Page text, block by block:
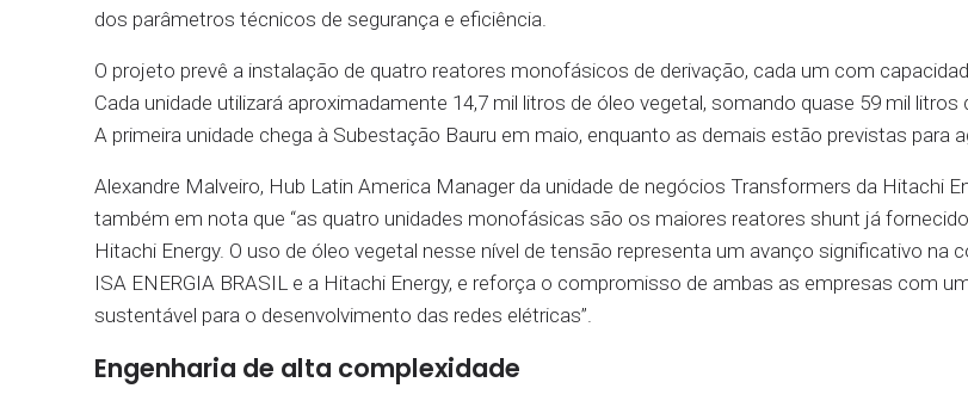
dos parâmetros técnicos de segurança e eficiência.
O projeto prevê a instalação de quatro reatores monofásicos de derivação, cada um com
Cada unidade utilizará aproximadamente 14,7 mil litros de óleo vegetal, somando quase 59 mil litros
A primeira unidade chega à Subestação Bauru em maio, enquanto as demais estão previstas para
Alexandre Malveiro, Hub Latin America Manager da unidade de negócios Transformers da Hitachi
também em nota que “as quatro unidades monofásicas são os maiores reatores shunt já
Hitachi Energy. O uso de óleo vegetal nesse nível de tensão representa um avanço significativo na
ISA ENERGIA BRASIL e a Hitachi Energy, e reforça o compromisso de ambas as empresas com
sustentável para o desenvolvimento das redes elétricas”.
Engenharia de alta complexidade